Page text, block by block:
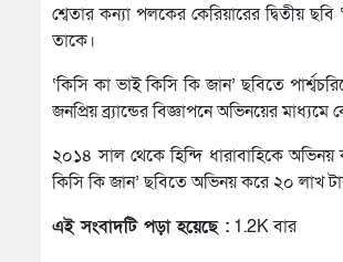
শ্বেতার কন্যা পলকের কেরিয়ারের দ্বিতীয়
তাকে।
‘কিসি কা ভাই কিসি কি জান’ ছবিতে
জনপ্রিয় ব্র্যান্ডের বিজ্ঞাপনে অভিনয়ের
২০১৪ সাল থেকে হিন্দি ধারাবাহিকে অভিনয়
কিসি কি জান’ ছবিতে অভিনয় করে ২০ লাখ
এই সংবাদটি পড়া হয়েছে : 1.2K বার